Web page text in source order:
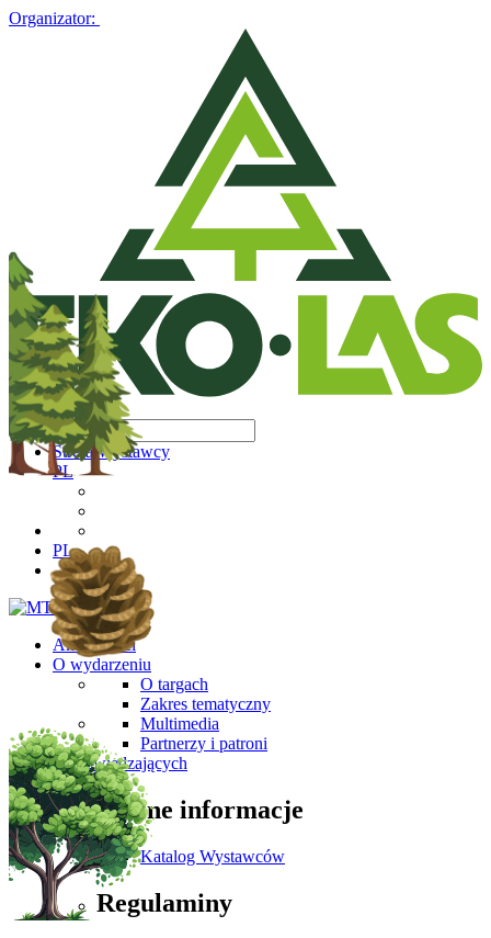
Organizator:
Strefa Wystawcy
PL
PL
Aktualności
O wydarzeniu
O targach
Zakres tematyczny
Multimedia
Partnerzy i patroni
Dla Zwiedzających
Ważne informacje
Katalog Wystawców
Regulaminy